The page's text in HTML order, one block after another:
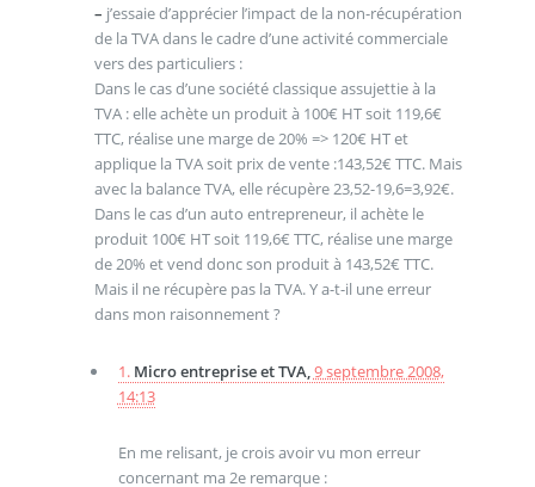
– j’essaie d’apprécier l’impact de la non-récupération
de la TVA dans le cadre d’une activité commerciale
vers des particuliers :
Dans le cas d’une société classique assujettie à la
TVA : elle achète un produit à 100€ HT soit 119,6€
TTC, réalise une marge de 20% => 120€ HT et
applique la TVA soit prix de vente :143,52€ TTC. Mais
avec la balance TVA, elle récupère 23,52-19,6=3,92€.
Dans le cas d’un auto entrepreneur, il achète le
produit 100€ HT soit 119,6€ TTC, réalise une marge
de 20% et vend donc son produit à 143,52€ TTC.
Mais il ne récupère pas la TVA. Y a-t-il une erreur
dans mon raisonnement ?
1. Micro entreprise et TVA,9 septembre 2008,
14:13
En me relisant, je crois avoir vu mon erreur
concernant ma 2e remarque :